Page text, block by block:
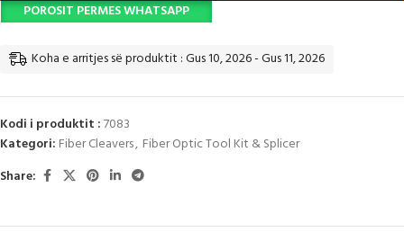
POROSIT PERMES WHATSAPP
Koha e arritjes së produktit : Gus 10, 2026 - Gus 11, 2026
Kodi i produktit :7083
Kategori: Fiber Cleavers, Fiber Optic Tool Kit & Splicer
Share: